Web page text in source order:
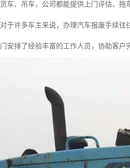
货车、吊车，公司都能提供上门评估、拖
对于许多车主来说，办理汽车报废手续
门安排了经验丰富的工作人员，协助客户